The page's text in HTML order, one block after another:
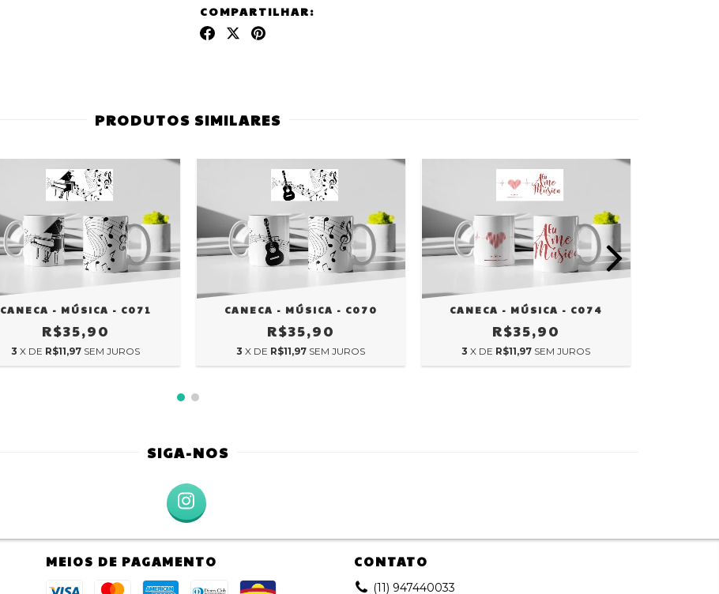
COMPARTILHAR:
PRODUTOS SIMILARES
CANECA - MÚSICA - C071
R$35,90
3 X DE R$11,97 SEM JUROS
CANECA - MÚSICA - C070
R$35,90
3 X DE R$11,97 SEM JUROS
CANECA - MÚSICA - C074
R$35,90
3 X DE R$11,97 SEM JUROS
SIGA-NOS
MEIOS DE PAGAMENTO CONTATO
(11) 947440033